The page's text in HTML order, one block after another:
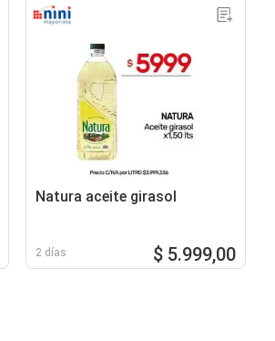
Natura aceite girasol
2 días $ 5.999,00